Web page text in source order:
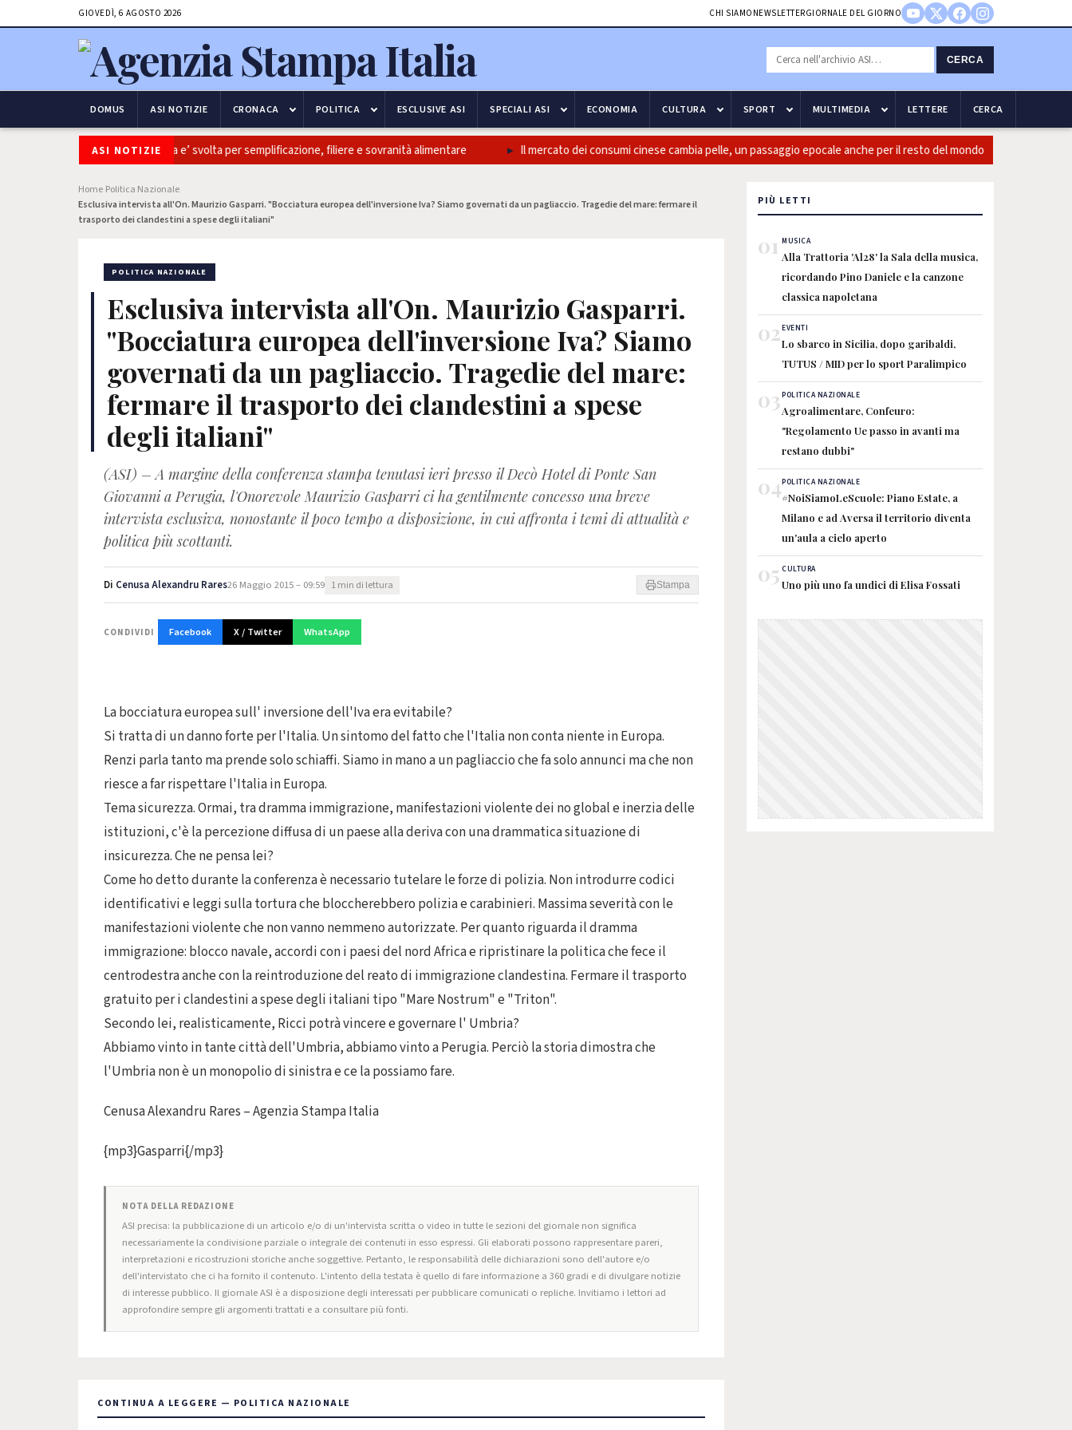
GIOVEDÌ, 6 AGOSTO 2026 CHI SIAMO NEWSLETTERGIORNALE DEL GIORNO
CERCA
DOMUS ASI NOTIZIE CRONACA POLITICA ESCLUSIVE ASI SPECIALI ASI ECONOMIA CULTURA SPORT MULTIMEDIA LETTERE CERCA
ASI NOTIZIE
Coldiretti, ok Camera e’ svolta per semplificazione, filiere e sovranità alimentare Il mercato dei consumi cinese cambia pelle, un passaggio epocale anche per il resto del mondo
Home Politica Nazionale
Esclusiva intervista all'On. Maurizio Gasparri. "Bocciatura europea dell'inversione Iva? Siamo governati da un pagliaccio. Tragedie del mare: fermare il
trasporto dei clandestini a spese degli italiani"
POLITICA NAZIONALE
Esclusiva intervista all'On. Maurizio Gasparri.
"Bocciatura europea dell'inversione Iva? Siamo
governati da un pagliaccio. Tragedie del mare:
fermare il trasporto dei clandestini a spese
degli italiani"
(ASI) – A margine della conferenza stampa tenutasi ieri presso il Decò Hotel di Ponte San
Giovanni a Perugia, l'Onorevole Maurizio Gasparri ci ha gentilmente concesso una breve
intervista esclusiva, nonostante il poco tempo a disposizione, in cui affronta i temi di attualità e
politica più scottanti.
Di Cenusa Alexandru Rares26 Maggio 2015 – 09:59 1 min di lettura Stampa
CONDIVIDI Facebook X / Twitter WhatsApp
La bocciatura europea sull' inversione dell'Iva era evitabile?
Si tratta di un danno forte per l'Italia. Un sintomo del fatto che l'Italia non conta niente in Europa.
Renzi parla tanto ma prende solo schiaffi. Siamo in mano a un pagliaccio che fa solo annunci ma che non
riesce a far rispettare l'Italia in Europa.
Tema sicurezza. Ormai, tra dramma immigrazione, manifestazioni violente dei no global e inerzia delle
istituzioni, c'è la percezione diffusa di un paese alla deriva con una drammatica situazione di
insicurezza. Che ne pensa lei?
Come ho detto durante la conferenza è necessario tutelare le forze di polizia. Non introdurre codici
identificativi e leggi sulla tortura che bloccherebbero polizia e carabinieri. Massima severità con le
manifestazioni violente che non vanno nemmeno autorizzate. Per quanto riguarda il dramma
immigrazione: blocco navale, accordi con i paesi del nord Africa e ripristinare la politica che fece il
centrodestra anche con la reintroduzione del reato di immigrazione clandestina. Fermare il trasporto
gratuito per i clandestini a spese degli italiani tipo "Mare Nostrum" e "Triton".
Secondo lei, realisticamente, Ricci potrà vincere e governare l' Umbria?
Abbiamo vinto in tante città dell'Umbria, abbiamo vinto a Perugia. Perciò la storia dimostra che
l'Umbria non è un monopolio di sinistra e ce la possiamo fare.
Cenusa Alexandru Rares – Agenzia Stampa Italia
{mp3}Gasparri{/mp3}
NOTA DELLA REDAZIONE
ASI precisa: la pubblicazione di un articolo e/o di un'intervista scritta o video in tutte le sezioni del giornale non significa
necessariamente la condivisione parziale o integrale dei contenuti in esso espressi. Gli elaborati possono rappresentare pareri,
interpretazioni e ricostruzioni storiche anche soggettive. Pertanto, le responsabilità delle dichiarazioni sono dell'autore e/o
dell'intervistato che ci ha fornito il contenuto. L'intento della testata è quello di fare informazione a 360 gradi e di divulgare notizie
di interesse pubblico. Il giornale ASI è a disposizione degli interessati per pubblicare comunicati o repliche. Invitiamo i lettori ad
approfondire sempre gli argomenti trattati e a consultare più fonti.
CONTINUA A LEGGERE — POLITICA NAZIONALE
PIÙ LETTI
01 MUSICA
Alla Trattoria 'Al28' la Sala della musica,
ricordando Pino Daniele e la canzone
classica napoletana
02EVENTI
Lo sbarco in Sicilia, dopo garibaldi,
TUTUS / MID per lo sport Paralimpico
03POLITICA NAZIONALE
Agroalimentare, Confeuro:
"Regolamento Ue passo in avanti ma
restano dubbi"
04POLITICA NAZIONALE
#NoiSiamoLeScuole: Piano Estate, a
Milano e ad Aversa il territorio diventa
un'aula a cielo aperto
05 CULTURA
Uno più uno fa undici di Elisa Fossati